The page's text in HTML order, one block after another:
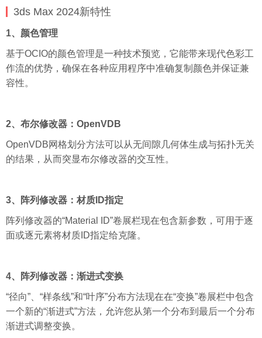
3ds Max 2024新特性
1、颜色管理
基于OCIO的颜色管理是一种技术预览，它能带来现代色彩工
作流的优势，确保在各种应用程序中准确复制颜色并保证兼
容性。
2、布尔修改器：OpenVDB
OpenVDB网格划分方法可以从无间隙几何体生成与拓扑无关
的结果，从而突显布尔修改器的交互性。
3、阵列修改器：材质ID指定
阵列修改器的“Material ID”卷展栏现在包含新参数，可用于逐
面或逐元素将材质ID指定给克隆。
4、阵列修改器：渐进式变换
“径向”、“样条线”和“叶序”分布方法现在在“变换”卷展栏中包含
一个新的“渐进式”方法，允许您从第一个分布到最后一个分布
渐进式调整变换。